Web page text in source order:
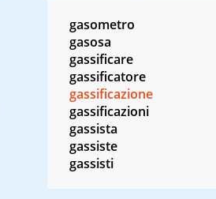
gasometro
gasosa
gassificare
gassificatore
gassificazione
gassificazioni
gassista
gassiste
gassisti